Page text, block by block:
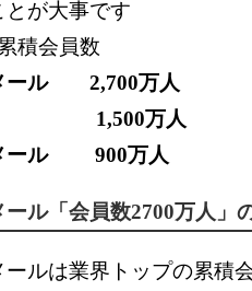
が大事です
積会員数
ール 2,700万人
1,500万人
ール 900万人
ル「会員数2700万人」
ールは業界トップの累積